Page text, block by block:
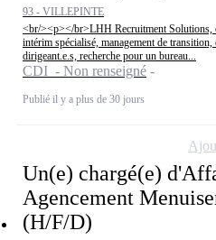
93 - VILLEPINTE
<br/><p></br>LHH Recruitment Solutions,
intérim spécialisé, management de
dirigeant.e.s, recherche pour un bureau...
CDI - Non renseigné
Publié il y a plus de 30 jours
Un(e) chargé(e)
Agencement
(H/F/D)